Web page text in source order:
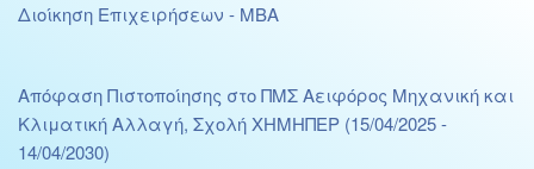
Διοίκηση Επιχειρήσεων - ΜΒΑ
Απόφαση Πιστοποίησης στο ΠΜΣ Αειφόρος Μηχανική και
Κλιματική Αλλαγή, Σχολή ΧΗΜΗΠΕΡ (15/04/2025 -
14/04/2030)